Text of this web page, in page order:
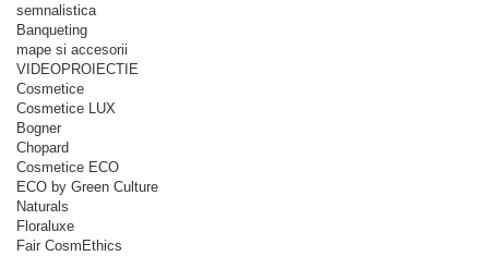
semnalistica
Banqueting
mape si accesorii
VIDEOPROIECTIE
Cosmetice
Cosmetice LUX
Bogner
Chopard
Cosmetice ECO
ECO by Green Culture
Naturals
Floraluxe
Fair CosmEthics